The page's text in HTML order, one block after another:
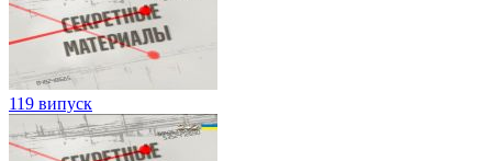
119 випуск